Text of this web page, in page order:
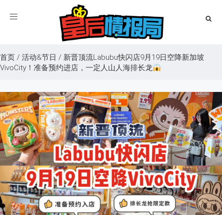
Toggle
首页 / 活动&节日 / 新晋顶流Labubu快闪店9月19日空降新加坡
VivoCity！准备预约进店，一定人山人海排长龙